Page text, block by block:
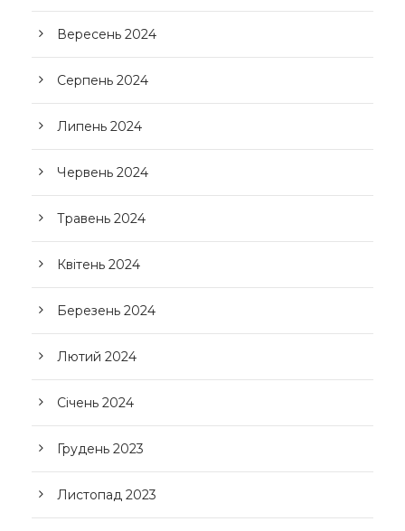
Вересень 2024
Серпень 2024
Липень 2024
Червень 2024
Травень 2024
Квітень 2024
Березень 2024
Лютий 2024
Січень 2024
Грудень 2023
Листопад 2023